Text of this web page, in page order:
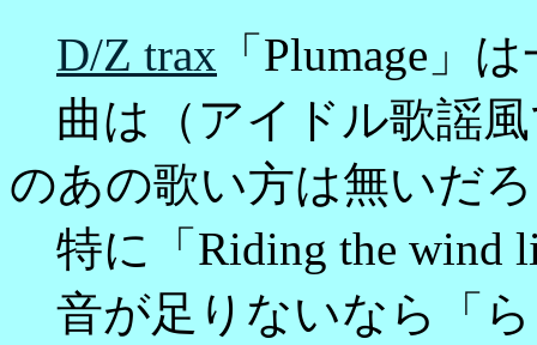
D/Z trax 「Plumage」
曲は（アイドル歌謡
のあの歌い方は無いだ
特に「Riding the wind
音が足りないなら「